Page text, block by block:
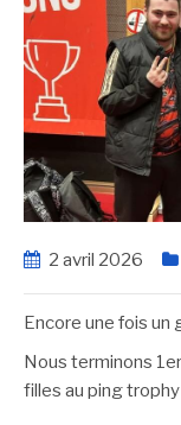
2 avril 2026
Encore une fois un
Nous terminons
filles au ping